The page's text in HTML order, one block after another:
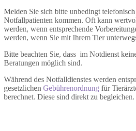
Melden Sie sich bitte unbedingt
Notfallpatienten kommen. Oft kann
werden, wenn entsprechende
werden, wenn Sie mit Ihrem Tier
Bitte beachten Sie, dass im Notdienst
Beratungen möglich sind.
Während des Notfalldienstes werden
gesetzlichen Gebührenordnung für
berechnet. Diese sind direkt zu begleichen.